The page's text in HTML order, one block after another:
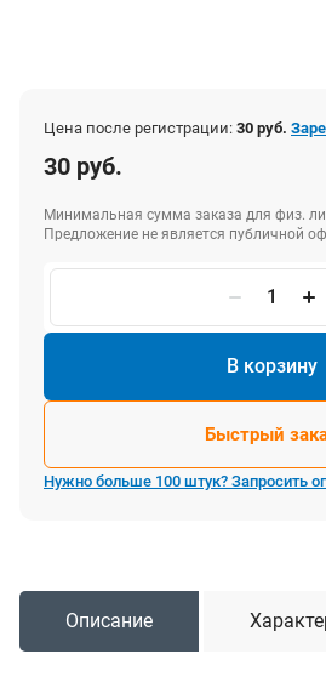
Цена после регистрации: 30 руб.
30 руб.
Минимальная сумма заказа для физ.
Предложение не является публичной
В корзину
Быстрый
Нужно больше 100 штук? Запросить
Описание